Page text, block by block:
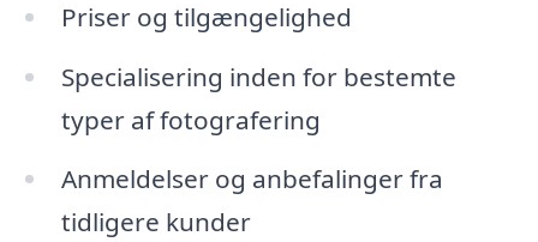
Priser og tilgængelighed
Specialisering inden for bestemte
typer af fotografering
Anmeldelser og anbefalinger fra
tidligere kunder